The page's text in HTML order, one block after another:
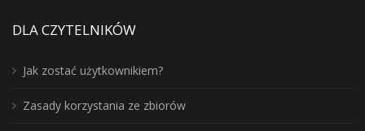
DLA CZYTELNIKÓW
Jak zostać użytkownikiem?
Zasady korzystania ze zbiorów